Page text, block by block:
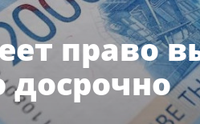
право
досрочно